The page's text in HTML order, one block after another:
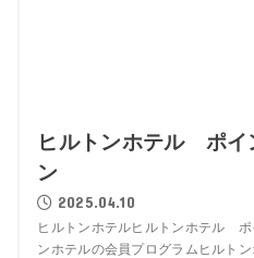
ヒルトンホテル ポイ
ン
2025.04.10
ヒルトンホテルヒルトンホテル ポ
ンホテルの会員プログラムヒルト